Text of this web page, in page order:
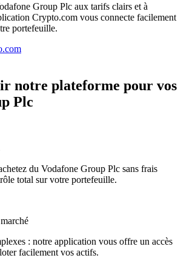
Group Plc aux tarifs clairs et à
Crypto.com vous connecte facilement
portefeuille.
notre plateforme pour vos
Plc
du Vodafone Group Plc sans frais
total sur votre portefeuille.
: notre application vous offre un accès
facilement vos actifs.